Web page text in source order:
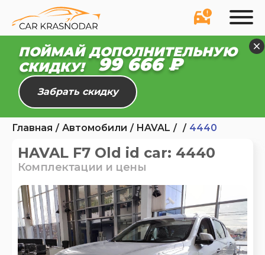
ПОЙМАЙ ДОПОЛНИТЕЛЬНУЮ
СКИДКУ!
99 666 ₽
Забрать скидку
Главная Автомобили HAVAL 4440
HAVAL F7 Old id car: 4440
Комплектации и цены